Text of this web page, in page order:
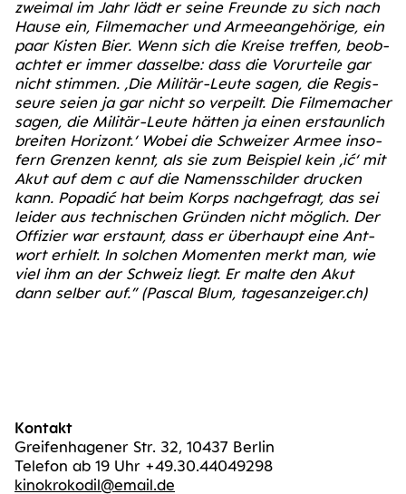
zwei­mal im Jahr lädt er sei­ne Freun­de zu sich nach
Hau­se ein, Fil­me­ma­cher und Armee­an­ge­hö­ri­ge, ein
paar Kis­ten Bier. Wenn sich die Krei­se tref­fen, beob­
ach­tet er immer das­sel­be: dass die Vor­ur­tei­le gar
nicht stim­men. ‚Die Mili­tär-Leu­te sagen, die Regis­
seu­re sei­en ja gar nicht so ver­peilt. Die Fil­me­ma­cher
sagen, die Mili­tär-Leu­te hät­ten ja einen erstaun­lich
brei­ten Hori­zont.‘ Wobei die Schwei­zer Armee inso­
fern Gren­zen kennt, als sie zum Bei­spiel kein ‚ić‘ mit
Akut auf dem c auf die Namens­schil­der dru­cken
kann. Popa­dić hat beim Korps nach­ge­fragt, das sei
lei­der aus tech­ni­schen Grün­den nicht mög­lich. Der
Offi­zier war erstaunt, dass er über­haupt eine Ant­
wort erhielt. In sol­chen Momen­ten merkt man, wie
viel ihm an der Schweiz liegt. Er mal­te den Akut
dann sel­ber auf.” (Pas­cal Blum, tages​an​zei​ger​.ch)
Kontakt
Greifenhagener Str. 32, 10437 Berlin
Telefon ab 19 Uhr +49.30.44049298
kinokrokodil@email.de